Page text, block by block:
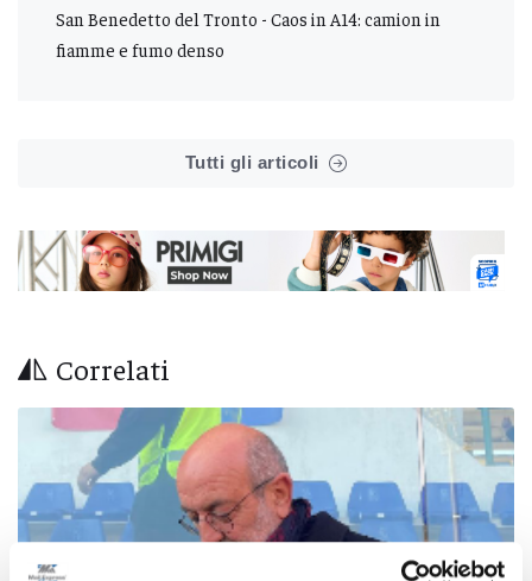
San Benedetto del Tronto - Caos in A14: camion in
fiamme e fumo denso
Tutti gli articoli
Correlati